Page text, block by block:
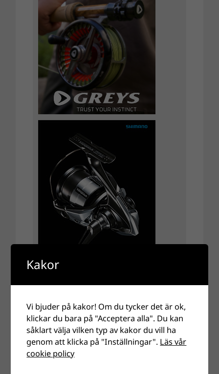
Kakor
Vi bjuder på kakor! Om du tycker det är ok,
klickar du bara på "Acceptera alla". Du kan
såklart välja vilken typ av kakor du vill ha
genom att klicka på "Inställningar". Läs vår
cookie policy